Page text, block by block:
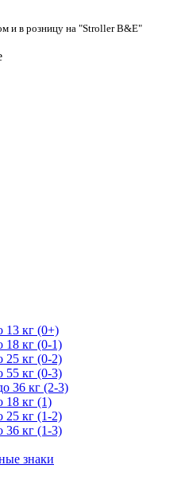
и в розницу на "Stroller B&E"
13 кг (0+)
18 кг (0-1)
25 кг (0-2)
55 кг (0-3)
36 кг (2-3)
18 кг (1)
25 кг (1-2)
36 кг (1-3)
знаки